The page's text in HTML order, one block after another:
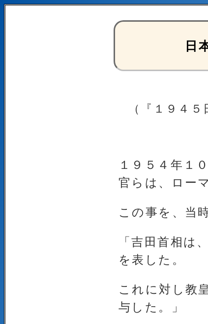
日
（『１９４
１９５４年１
官らは、ロー
この事を、当
「吉田首相
を表した。
これに対し教
与した。」